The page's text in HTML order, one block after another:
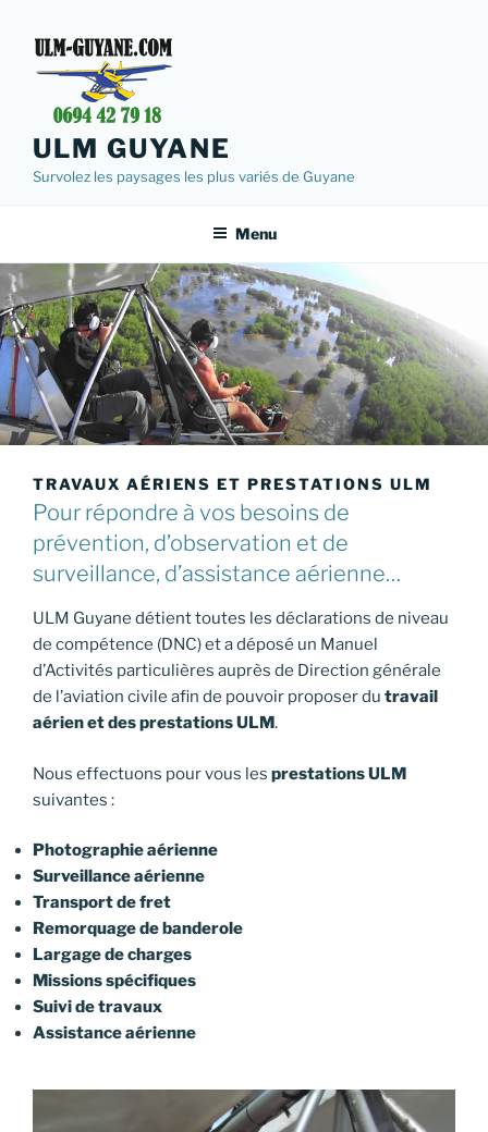
ULM GUYANE
Survolez les paysages les plus variés de Guyane
Menu
TRAVAUX AÉRIENS ET PRESTATIONS ULM
Pour répondre à vos besoins de
prévention, d’observation et de
surveillance, d’assistance aérienne…
ULM Guyane détient toutes les déclarations de niveau
de compétence (DNC) et a déposé un Manuel
d’Activités particulières auprès de Direction générale
de l’aviation civile afin de pouvoir proposer du travail
aérien et des prestations ULM.
Nous effectuons pour vous les prestations ULM
suivantes :
Photographie aérienne
Surveillance aérienne
Transport de fret
Remorquage de banderole
Largage de charges
Missions spécifiques
Suivi de travaux
Assistance aérienne